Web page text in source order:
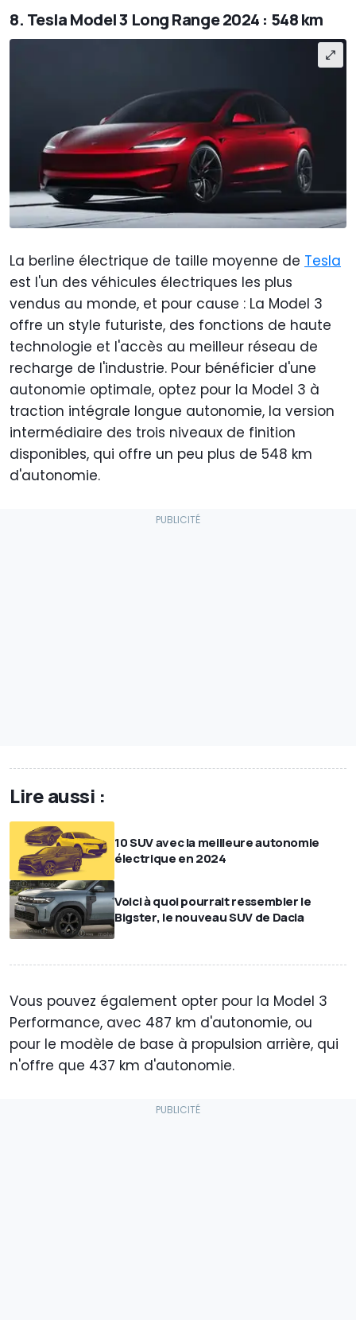
8. Tesla Model 3 Long Range 2024 : 548 km
La berline électrique de taille moyenne de Tesla
est l'un des véhicules électriques les plus
vendus au monde, et pour cause : La Model 3
offre un style futuriste, des fonctions de haute
technologie et l'accès au meilleur réseau de
recharge de l'industrie. Pour bénéficier d'une
autonomie optimale, optez pour la Model 3 à
traction intégrale longue autonomie, la version
intermédiaire des trois niveaux de finition
disponibles, qui offre un peu plus de 548 km
d'autonomie.
Lire aussi :
10 SUV avec la meilleure autonomie
électrique en 2024
Voici à quoi pourrait ressembler le
Bigster, le nouveau SUV de Dacia
Vous pouvez également opter pour la Model 3
Performance, avec 487 km d'autonomie, ou
pour le modèle de base à propulsion arrière, qui
n'offre que 437 km d'autonomie.